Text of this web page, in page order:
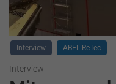
Interview ABEL ReTec
Interview